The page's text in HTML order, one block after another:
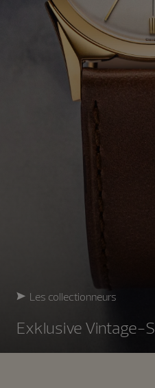
Les collectionneurs
Exklusive Vintage-